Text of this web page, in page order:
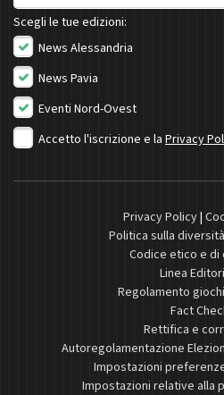
Scegli le tue edizioni:
News Alessandria
News Pavia
Eventi Nord-Ovest
Accetto l'iscrizione e la Privacy
Privacy Policy|
Politica sulla
Codice etico e di
Linea
Regolamento
Fact
Rettifica e
Autoregolamentazione
Impostazioni
Impostazioni relative alla